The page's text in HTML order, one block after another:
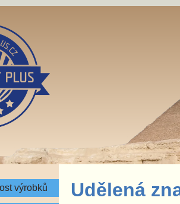
výrobků Udělená